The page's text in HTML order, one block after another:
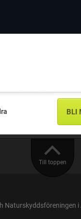
BLI
Till toppen
i